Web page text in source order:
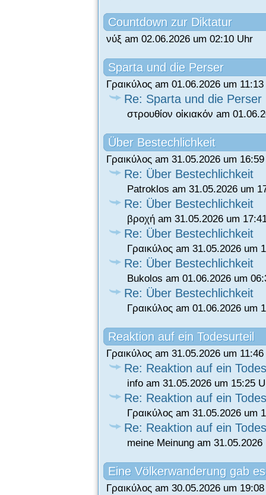
Countdown zur Diktatur
νύξ am 02.06.2026 um 02:10 Uhr
Sparta und die Perser
Γραικύλος am 01.06.2026 um
Re: Sparta und die Perser
στρουθίον οἰκιακόν am
Über Bestechlichkeit
Γραικύλος am 31.05.2026 um
Re: Über Bestechlichkeit
Patroklos am 31.05.2026 um
Re: Über Bestechlichkeit
βροχή am 31.05.2026 um
Re: Über Bestechlichkeit
Γραικύλος am 31.05.2026 um
Re: Über Bestechlichkeit
Bukolos am 01.06.2026 um
Re: Über Bestechlichkeit
Γραικύλος am 01.06.2026 um
Reaktion auf ein Todesurteil
Γραικύλος am 31.05.2026 um
Re: Reaktion auf ein
info am 31.05.2026 um 15:25
Re: Reaktion auf ein
Γραικύλος am 31.05.2026 um
Re: Reaktion auf ein
meine Meinung am
Eine Völkerwanderung gab
Γραικύλος am 30.05.2026 um